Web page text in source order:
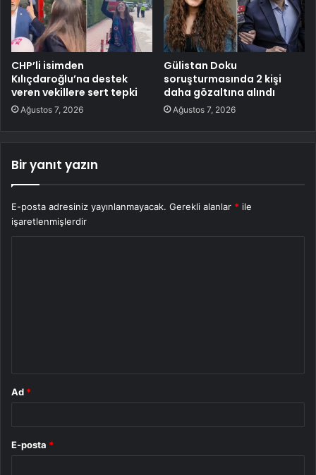
CHP’li isimden
Kılıçdaroğlu’na destek
veren vekillere sert tepki
Ağustos 7, 2026
Gülistan Doku
soruşturmasında 2 kişi
daha gözaltına alındı
Ağustos 7, 2026
Bir yanıt yazın
E-posta adresiniz yayınlanmayacak. Gerekli alanlar * ile
işaretlenmişlerdir
Ad *
E-posta *